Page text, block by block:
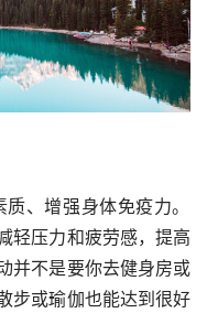
轻压力和疲劳感，提高
并不是要你去健身房或
步或瑜伽也能达到很好